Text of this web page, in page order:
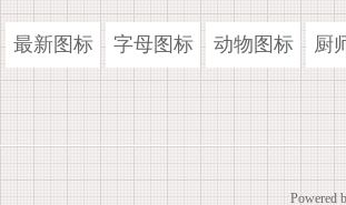
最新图标 字母图标 动物图标 厨
Powered